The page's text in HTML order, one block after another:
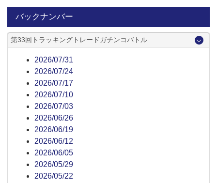
バックナンバー
第33回トラッキングトレードガチンコバトル
2026/07/31
2026/07/24
2026/07/17
2026/07/10
2026/07/03
2026/06/26
2026/06/19
2026/06/12
2026/06/05
2026/05/29
2026/05/22